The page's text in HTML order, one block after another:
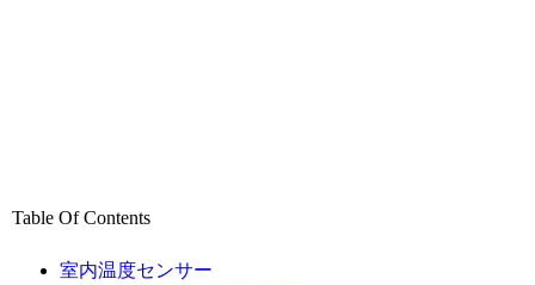
Table Of Contents
室内温度センサー